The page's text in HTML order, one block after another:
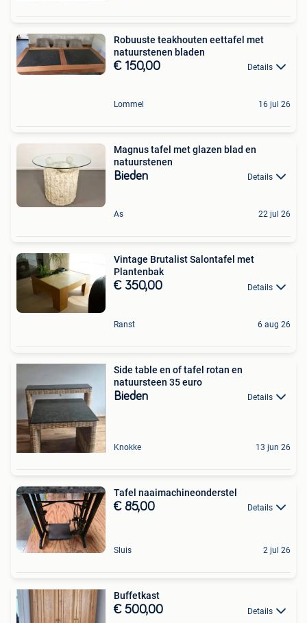
Robuuste teakhouten eettafel met
natuurstenen bladen
€ 150,00 Details
Lommel 16 jul 26
Magnus tafel met glazen blad en
natuurstenen
Bieden Details
As 22 jul 26
Vintage Brutalist Salontafel met
Plantenbak
€ 350,00 Details
Ranst 6 aug 26
Side table en of tafel rotan en
natuursteen 35 euro
Bieden Details
Knokke 13 jun 26
Tafel naaimachineonderstel
€ 85,00 Details
Sluis 2 jul 26
Buffetkast
€ 500,00 Details